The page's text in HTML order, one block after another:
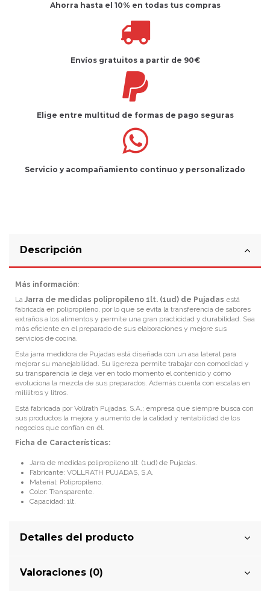
Ahorra hasta el 10% en todas tus compras
Envíos gratuitos a partir de 90€
Elige entre multitud de formas de pago seguras
Servicio y acompañamiento continuo y personalizado
Descripción
Más información:
La Jarra de medidas polipropileno 1lt. (1ud) de Pujadas está
fabricada en polipropileno, por lo que se evita la transferencia de sabores
extraños a los alimentos y permite una gran practicidad y durabilidad. Sea
más eficiente en el preparado de sus elaboraciones y mejore sus
servicios de cocina.
Esta jarra medidora de Pujadas está diseñada con un asa lateral para
mejorar su manejabilidad. Su ligereza permite trabajar con comodidad y
su transparencia le deja ver en todo momento el contenido y cómo
evoluciona la mezcla de sus preparados. Además cuenta con escalas en
mililitros y litros.
Está fabricada por Vollrath Pujadas, S.A.; empresa que siempre busca con
sus productos la mejora y aumento de la calidad y rentabilidad de los
negocios que confían en él.
Ficha de Características:
Jarra de medidas polipropileno 1lt. (1ud) de Pujadas.
Fabricante: VOLLRATH PUJADAS, S.A.
Material: Polipropileno.
Color: Transparente.
Capacidad: 1lt.
Detalles del producto
Valoraciones (0)